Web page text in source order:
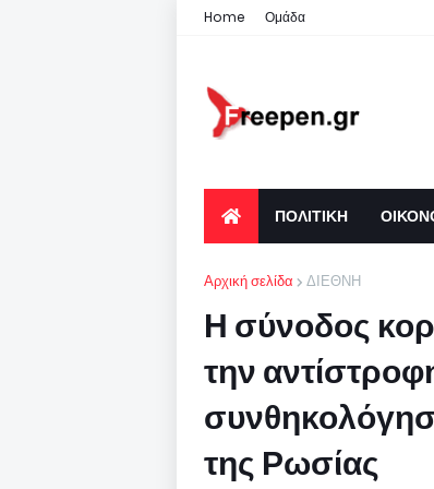
Home Ομάδα
ΠΟΛΙΤΙΚΗ
Αρχική σελίδα ΔΙΕΘΝΗ
Η σύνοδος
την
της Ρωσίας